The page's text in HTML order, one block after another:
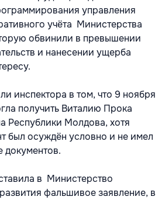
управления
учёта Министерства
обвинили в превышении
и нанесении ущерба
инспектора в том, что 9 ноября
получить Виталию Прока
Республики Молдова, хотя
был осуждён условно и не имел
документов.
в Министерство
фальшивое заявление, в